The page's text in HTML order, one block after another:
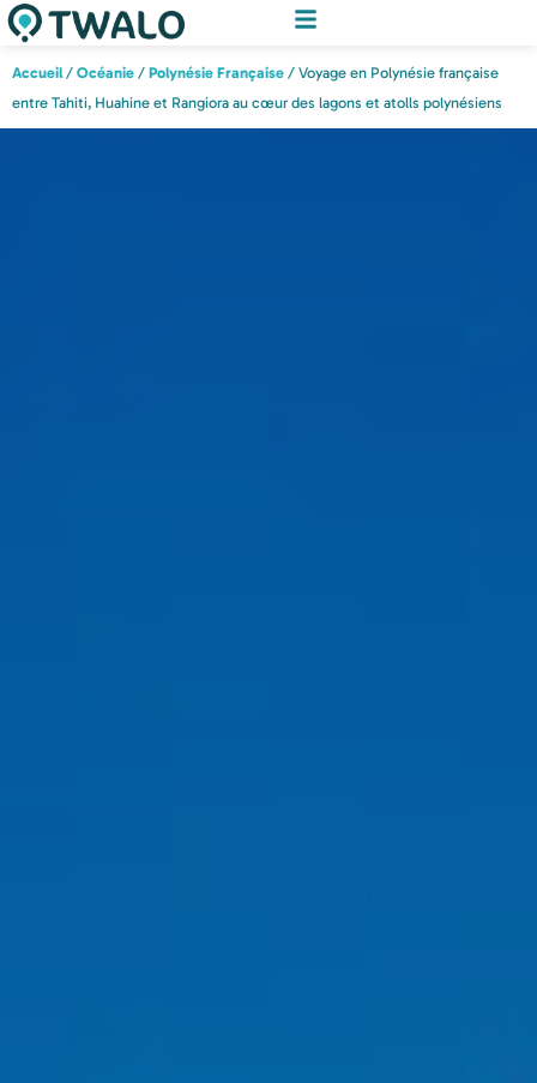
Accueil/ Océanie / Polynésie Française / Voyage en Polynésie française
entre Tahiti, Huahine et Rangiora au cœur des lagons et atolls polynésiens